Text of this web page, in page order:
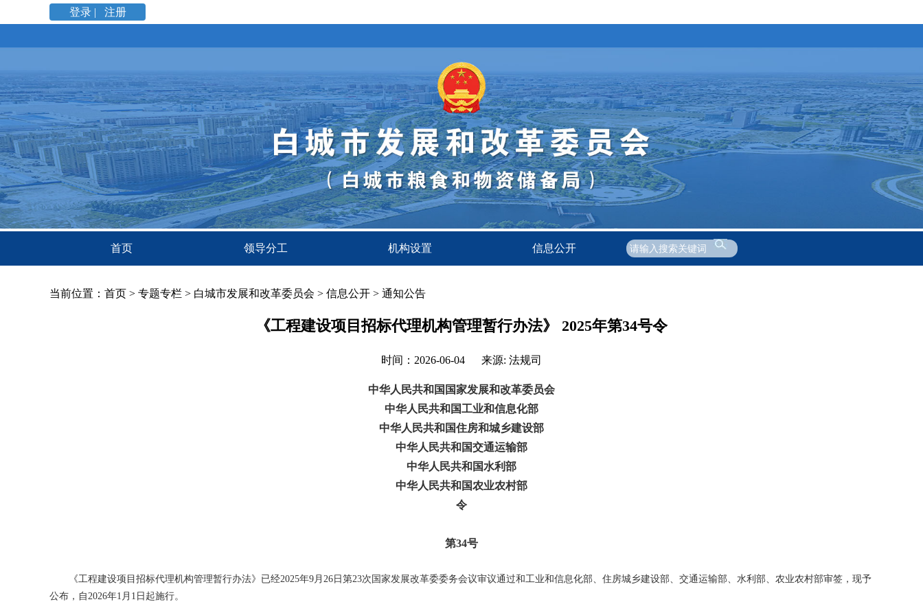
登录 | 注册
首页 领导分工 机构设置 信息公开
当前位置： 首页 > 专题专栏 > 白城市发展和改革委员会 > 信息公开 > 通知公告
《工程建设项目招标代理机构管理暂行办法》 2025年第34号令
时间：2026-06-04 来源: 法规司
中华人民共和国国家发展和改革委员会
中华人民共和国工业和信息化部
中华人民共和国住房和城乡建设部
中华人民共和国交通运输部
中华人民共和国水利部
中华人民共和国农业农村部
令
第34号
《工程建设项目招标代理机构管理暂行办法》已经2025年9月26日第23次国家发展改革委委务会议审议通过和工业和信息化部、住房城乡建设部、交通运输部、水利部、农业农村部审签，现予
公布，自2026年1月1日起施行。